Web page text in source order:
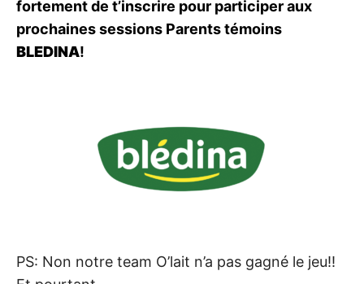
fortement de t’inscrire pour participer aux
prochaines sessions Parents témoins
BLEDINA!
PS: Non notre team O’lait n’a pas gagné le jeu!!